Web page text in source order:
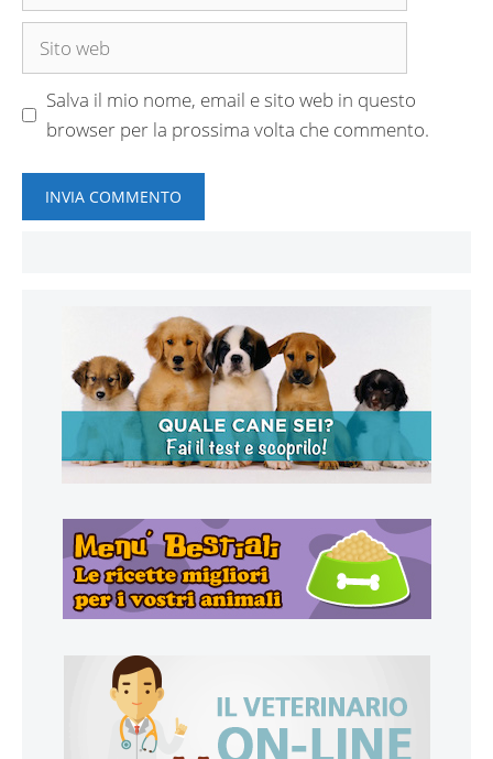
Sito
Salva il mio nome, email e sito web in questo
browser per la prossima volta che commento.